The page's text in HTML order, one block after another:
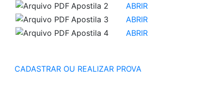
Apostila 2
ABRIR
Apostila 3
ABRIR
Apostila 4
ABRIR
CADASTRAR OU REALIZAR PROVA